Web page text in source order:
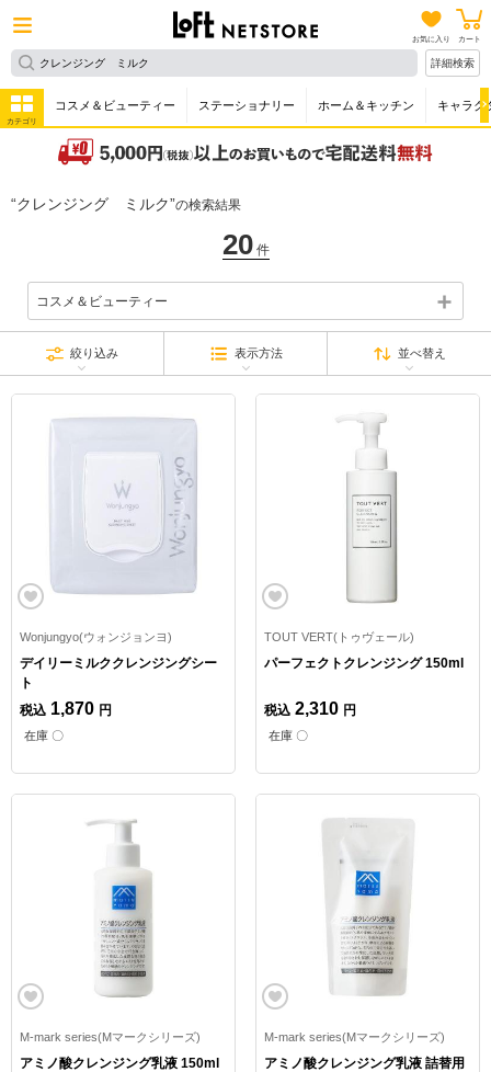
お気に入り カート
詳細検索
カテゴリ
コスメ＆ビューティー ステーショナリー ホーム＆キッチン キャラク
クレンジング ミルク の検索結果
20件
コスメ＆ビューティー
絞り込み 表示方法 並べ替え
Wonjungyo(ウォンジョンヨ)
デイリーミルククレンジングシー
ト
税込 1,870 円
在庫 〇
TOUT VERT(トゥヴェール)
パーフェクトクレンジング 150ml
税込 2,310 円
在庫 〇
M-mark series(Mマークシリーズ)
アミノ酸クレンジング乳液 150ml
M-mark series(Mマークシリーズ)
アミノ酸クレンジング乳液 詰替用